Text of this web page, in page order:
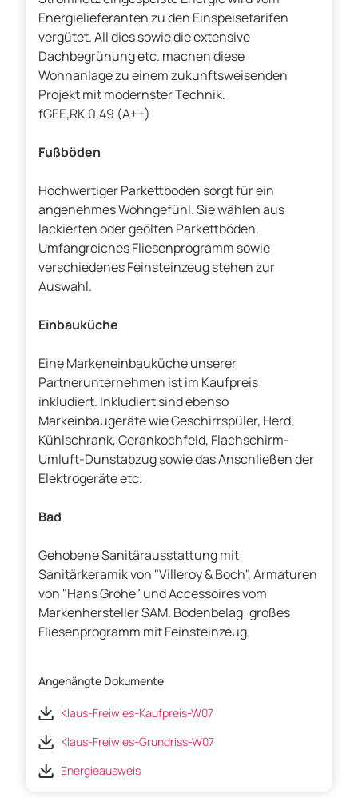
Energielieferanten zu den Einspeisetarifen
vergütet. All dies sowie die extensive
Dachbegrünung etc. machen diese
Wohnanlage zu einem zukunftsweisenden
Projekt mit modernster Technik.
fGEE,RK 0,49 (A++)
Fußböden
Hochwertiger Parkettboden sorgt für ein
angenehmes Wohngefühl. Sie wählen aus
lackierten oder geölten Parkettböden.
Umfangreiches Fliesenprogramm sowie
verschiedenes Feinsteinzeug stehen zur
Auswahl.
Einbauküche
Eine Markeneinbauküche unserer
Partnerunternehmen ist im Kaufpreis
inkludiert. Inkludiert sind ebenso
Markeinbaugeräte wie Geschirrspüler, Herd,
Kühlschrank, Cerankochfeld, Flachschirm-
Umluft-Dunstabzug sowie das Anschließen der
Elektrogeräte etc.
Bad
Gehobene Sanitärausstattung mit
Sanitärkeramik von "Villeroy & Boch", Armaturen
von "Hans Grohe" und Accessoires vom
Markenhersteller SAM. Bodenbelag: großes
Fliesenprogramm mit Feinsteinzeug.
Angehängte Dokumente
Klaus-Freiwies-Kaufpreis-W07
Klaus-Freiwies-Grundriss-W07
Energieausweis